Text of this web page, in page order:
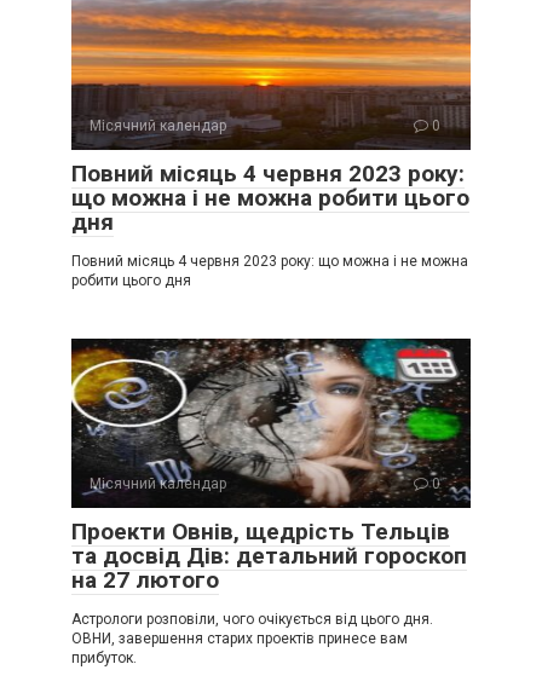
Місячний календар 0
Повний місяць 4 червня 2023 року:
що можна і не можна робити цього
дня
Повний місяць 4 червня 2023 року: що можна і не можна
робити цього дня
Місячний календар 0
Проекти Овнів, щедрість Тельців
та досвід Дів: детальний гороскоп
на 27 лютого
Астрологи розповіли, чого очікується від цього дня.
ОВНИ, завершення старих проектів принесе вам
прибуток.